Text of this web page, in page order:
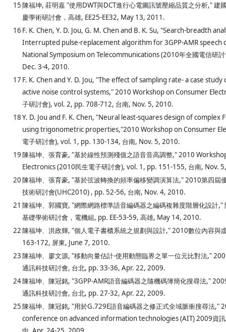
15陳福坤, 莊明嘉 "使用DWT與DCT進行心電圖訊號壓縮品質之分析," 建
慶學術研討會，高雄, EE25-EE32, May 13, 2011.
16 F. K. Chen, Y. D. Jou, G. M. Chen and B. K. Su, "Search-breadth
Interrupted pulse-replacement algorithm for 3GPP-AMR speech
National Symposium on Telecommunications (2010年全國電信研
Dec. 3-4, 2010.
17 F. K. Chen and Y. D. Jou, "The effect of sampling rate- a case
active noise control systems," 2010 Workshop on Consumer
子研討會), vol. 2, pp. 708-712, 台南, Nov. 5, 2010.
18Y. D. Jou and F. K. Chen, "Neural least-squares design of complex
using trigonometric properties,"2010 Workshop on Consumer
電子研討會), vol. 1, pp. 130-134, 台南, Nov. 5, 2010.
19陳福坤、張育豪, "基於線性預測殘值之語音音高調整," 2010
Electronics (2010民生電子研討會), vol. 1, pp. 151-155, 台南, Nov.
20陳福坤、張育豪, "基於弦波轉換的頻率偏移變調演算法," 2010第四屆
技術研討會(UHC2010) , pp. 52-56, 台南, Nov. 4, 2010.
21 陳福坤、郭國寶, "網際網路標準語音編碼器之編碼複雜度階層化設計,"
基礎學術研討會，電機組, pp. EE-53-59, 高雄, May 14, 2010.
22陳福坤、洪政輝, "個人電子書櫃系統之規劃與設計," 2010數位內容與
163-172, 屏東, June 7, 2010.
23陳福坤、廖文源, "移動向量估計-使用動態臨界之單一位元比對法,"
通訊科技研討會, 台北, pp. 33-36, Apr. 22, 2009.
24陳福坤、陳冠銘, "3GPP-AMR語音編碼器之隨機碼簿簡化搜尋法,"
通訊科技研討會, 台北, pp. 27-32, Apr. 22, 2009.
25陳福坤、陳冠銘, "用於G.729E語音編碼器之修正式全域脈衝搜尋法
conference on advanced information technologies (AIT) 2009資訊